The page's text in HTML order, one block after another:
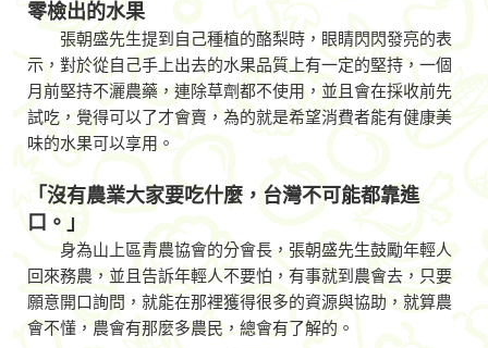
零檢出的水果
張朝盛先生提到自己種植的酪梨時，眼睛閃閃發亮的表
示，對於從自己手上出去的水果品質上有一定的堅持，一個
月前堅持不灑農藥，連除草劑都不使用，並且會在採收前先
試吃，覺得可以了才會賣，為的就是希望消費者能有健康美
味的水果可以享用。
「沒有農業大家要吃什麼，台灣不可能都靠進
口。」
身為山上區青農協會的分會長，張朝盛先生鼓勵年輕人
回來務農，並且告訴年輕人不要怕，有事就到農會去，只要
願意開口詢問，就能在那裡獲得很多的資源與協助，就算農
會不懂，農會有那麼多農民，總會有了解的。